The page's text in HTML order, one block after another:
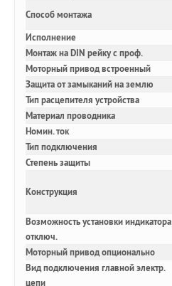
Способ монтажа
Исполнение
Монтаж на DIN рейку с проф.
Моторный привод встроенный
Защита от замыканий на землю
Тип расцепителя устройства
Материал проводника
Номин. ток
Тип подключения
Степень защиты
Конструкция
Возможность установки индикатора
отключ.
Моторный привод опционально
Вид подключения главной электр.
цепи